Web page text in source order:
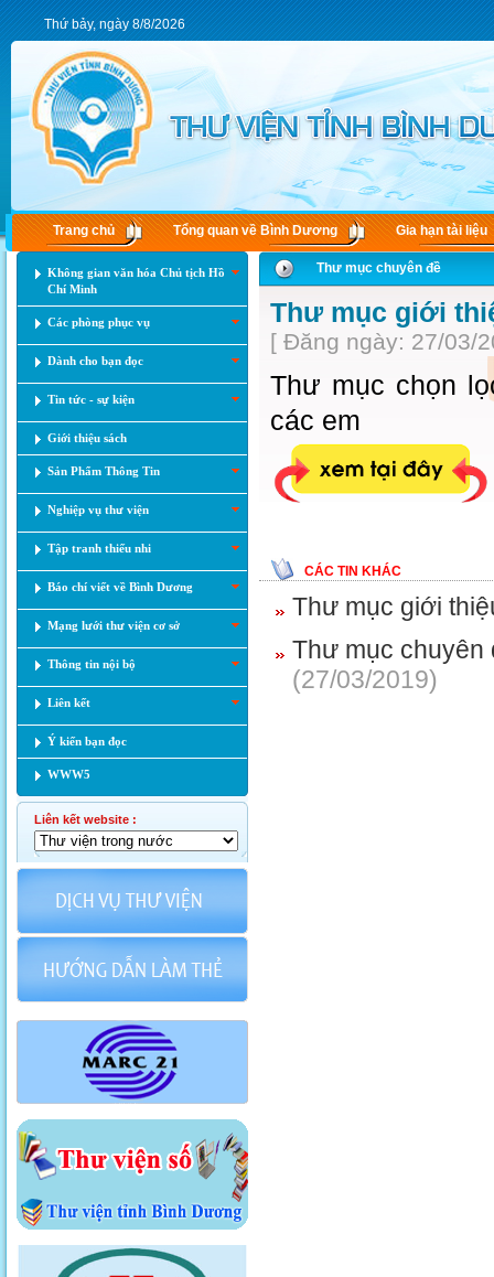
Thứ bảy, ngày 8/8/2026
Trang chủ Tổng quan về Bình Dương Gia hạn tài liệu
Không gian văn hóa Chủ tịch Hồ
Chí Minh
Các phòng phục vụ
Dành cho bạn đọc
Tin tức - sự kiện
Giới thiệu sách
Sản Phẩm Thông Tin
Nghiệp vụ thư viện
Tập tranh thiếu nhi
Báo chí viết về Bình Dương
Mạng lưới thư viện cơ sở
Thông tin nội bộ
Liên kết
Ý kiến bạn đọc
WWW5
Liên kết website :
Thư mục chuyên đề
Thư mục giới
[ Đăng ngày: 27/03/
Thư mục chọn
các em
CÁC TIN KHÁC
Thư mục giới
Thư mục chuyên
(27/03/2019)